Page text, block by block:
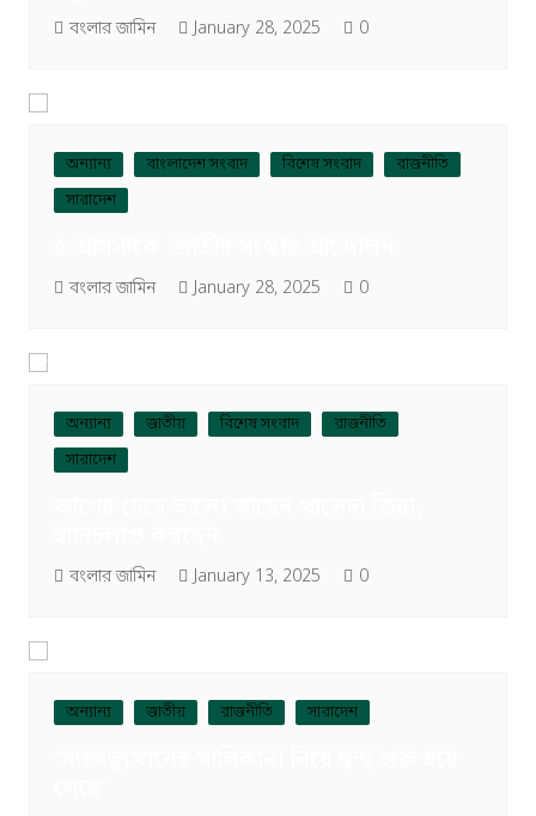
বংলার জামিন January 28, 2025 0
অন্যান্য বাংলাদেশ সংবাদ বিশেষ সংবাদ
রাজনীতি
সারাদেশ
বংলার জামিন January 28, 2025 0
অন্যান্য জাতীয় বিশেষ সংবাদ
রাজনীতি
সারাদেশ
বংলার জামিন January 13, 2025 0
অন্যান্য জাতীয় রাজনীতি সারাদেশ